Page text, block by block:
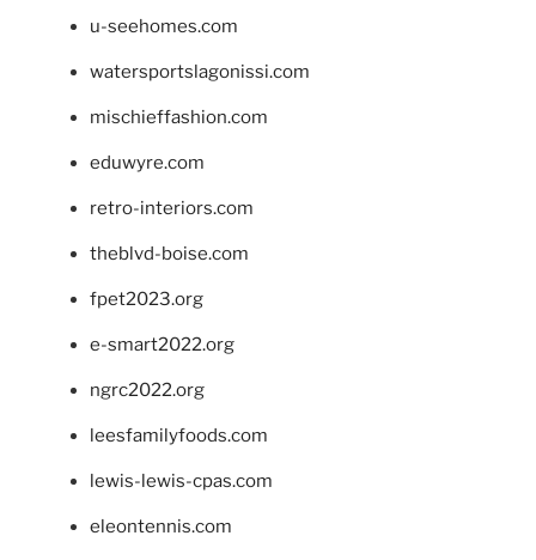
u-seehomes.com
watersportslagonissi.com
mischieffashion.com
eduwyre.com
retro-interiors.com
theblvd-boise.com
fpet2023.org
e-smart2022.org
ngrc2022.org
leesfamilyfoods.com
lewis-lewis-cpas.com
eleontennis.com